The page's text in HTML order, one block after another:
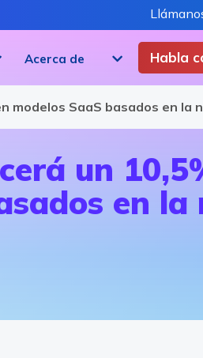
Habla
Acerca de
modelos SaaS basados en la
un
en la